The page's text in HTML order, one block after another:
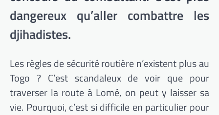
dangereux qu’aller combattre les
djihadistes.
Les règles de sécurité routière n’existent plus au
Togo ? C’est scandaleux de voir que pour
traverser la route à Lomé, on peut y laisser sa
vie. Pourquoi, c’est si difficile en particulier pour